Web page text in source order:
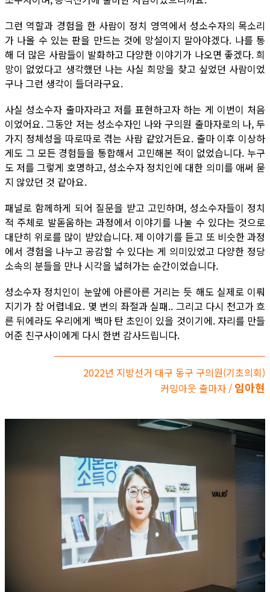
그런 역할과 경험을 한 사람이 정치 영역에서 성소수자의 목소리
가 나올 수 있는 판을 만드는 것에 망설이지 말아야겠다. 나를 통
해 더 많은 사람들이 발화하고 다양한 이야기가 나오면 좋겠다. 희
망이 없었다고 생각했던 나는 사실 희망을 찾고 싶었던 사람이었
구나 그런 생각이 들더라구요.
사실 성소수자 출마자라고 저를 표현하고자 하는 게 이번이 처음
이었어요. 그동안 저는 성소수자인 나와 구의원 출마자로의 나, 두
가지 정체성을 따로따로 겪는 사람 같았거든요. 출마 이후 이상하
게도 그 모든 경험들을 통합해서 고민해본 적이 없었습니다. 누구
도 저를 그렇게 호명하고, 성소수자 정치인에 대한 의미를 애써 묻
지 않았던 것 같아요.
패널로 함께하게 되어 질문을 받고 고민하며, 성소수자들이 정치
적 주체로 발돋움하는 과정에서 이야기를 나눌 수 있다는 것으로
대단히 위로를 많이 받았습니다. 제 이야기를 듣고 또 비슷한 과정
에서 경험을 나누고 공감할 수 있다는 게 의미있었고 다양한 정당
소속의 분들을 만나 시각을 넓혀가는 순간이었습니다.
성소수자 정치인이 눈앞에 아른아른 거리는 듯 해도 실제로 이뤄
지기가 참 어렵네요. 몇 번의 좌절과 실패.. 그리고 다시 천고가 흐
른 뒤에라도 우리에게 백마 탄 초인이 있을 것이기에. 자리를 만들
어준 친구사이에게 다시 한번 감사드립니다.
2022년 지방선거 대구 동구 구의원(기초의회)
커밍아웃 출마자 / 임아현